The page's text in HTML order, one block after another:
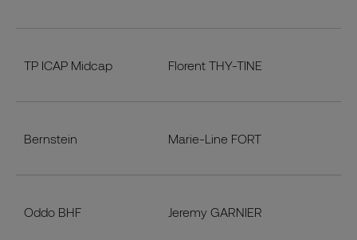
TP ICAP Midcap Florent THY-TINE
Bernstein Marie-Line FORT
Oddo BHF Jeremy GARNIER